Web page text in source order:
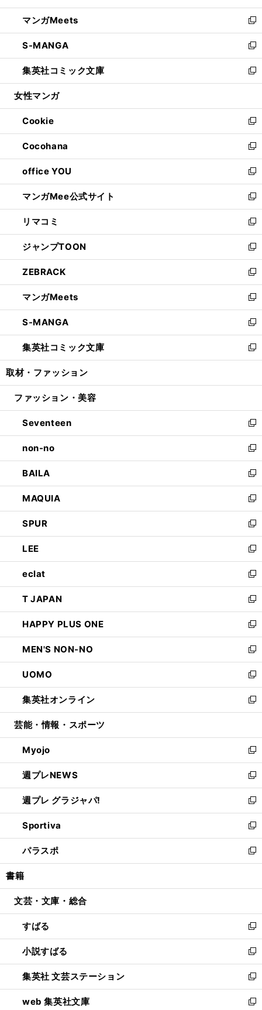
開
く
ウ
で
開
く
ン
ド
ウ
で
開
く
ウ
ィ
ン
ド
ウ
で
開
し
い
ウ
ィ
ン
ド
ウ
開
く
マンガMeets
新
し
い
ウ
ィ
ン
ウ
で
開
く
S-MANGA
新
し
い
ウ
ン
ド
ウ
で
開
く
集英社コミック文庫
新
し
ウ
ィ
ン
ド
ウ
で
開
く
女性マンガ
Cookie
新
し
い
ウ
ィ
ン
ド
ウ
で
開
く
Cocohana
新
し
い
ウ
ィ
ン
ド
ウ
で
開
く
office YOU
新
し
い
ウ
ィ
ン
ド
ウ
で
開
く
マンガMee公式サイト
新
し
い
ウ
ィ
ン
ド
ウ
で
開
く
リマコミ
新
し
い
ウ
ィ
ン
ド
ウ
で
開
く
ジャンプTOON
新
し
い
ウ
ィ
ン
ド
ウ
で
開
ZEBRACK
新
し
い
ウ
ィ
ン
ド
ウ
開
マンガMeets
新
し
い
ウ
ィ
ン
ウ
開
く
S-MANGA
新
し
い
ウ
ン
ウ
で
開
く
集英社コミック文庫
新
し
ウ
ン
ド
ウ
で
開
く
取材・ファッション
ファッション・美容
Seventeen
新
し
い
ウ
ィ
ン
ド
ウ
で
開
く
non-no
新
し
い
ウ
ィ
ン
ド
ウ
で
開
く
BAILA
新
し
い
ウ
ィ
ン
ド
ウ
で
開
く
MAQUIA
新
し
い
ウ
ィ
ン
ド
ウ
で
開
く
SPUR
新
し
い
ウ
ィ
ン
ド
ウ
で
開
く
LEE
新
し
い
ウ
ィ
ン
ド
ウ
で
開
く
eclat
新
し
い
ウ
ィ
ン
ド
ウ
で
開
く
T JAPAN
新
し
い
ウ
ィ
ン
ド
ウ
で
開
HAPPY PLUS ONE
新
し
い
ウ
ィ
ン
ド
ウ
開
く
MEN'S NON-NO
新
し
い
ウ
ィ
ン
ウ
で
開
く
UOMO
新
し
い
ウ
ン
ド
ウ
で
開
く
集英社オンライン
新
し
ウ
ィ
ン
ド
ウ
で
開
く
芸能・情報・スポーツ
Myojo
新
し
い
ウ
ィ
ン
ド
ウ
で
開
週プレNEWS
新
し
い
ウ
ィ
ン
ド
ウ
開
週プレ グラジャパ!
新
し
い
ウ
ィ
ン
ウ
開
く
Sportiva
新
し
い
ウ
ン
ウ
で
開
く
パラスポ
新
し
ウ
ン
ド
ウ
で
開
く
書籍
文芸・文庫・総合
すばる
新
し
い
ウ
ィ
ン
ド
小説すばる
新
し
い
ウ
ィ
集英社 文芸ステーション
新
し
い
web 集英社文庫
新